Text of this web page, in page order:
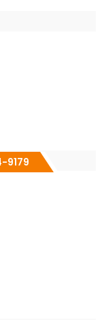
9179